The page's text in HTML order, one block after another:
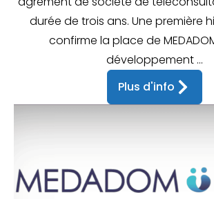
durée de trois ans. Une première
confirme la place de
développement ...
Plus d'info